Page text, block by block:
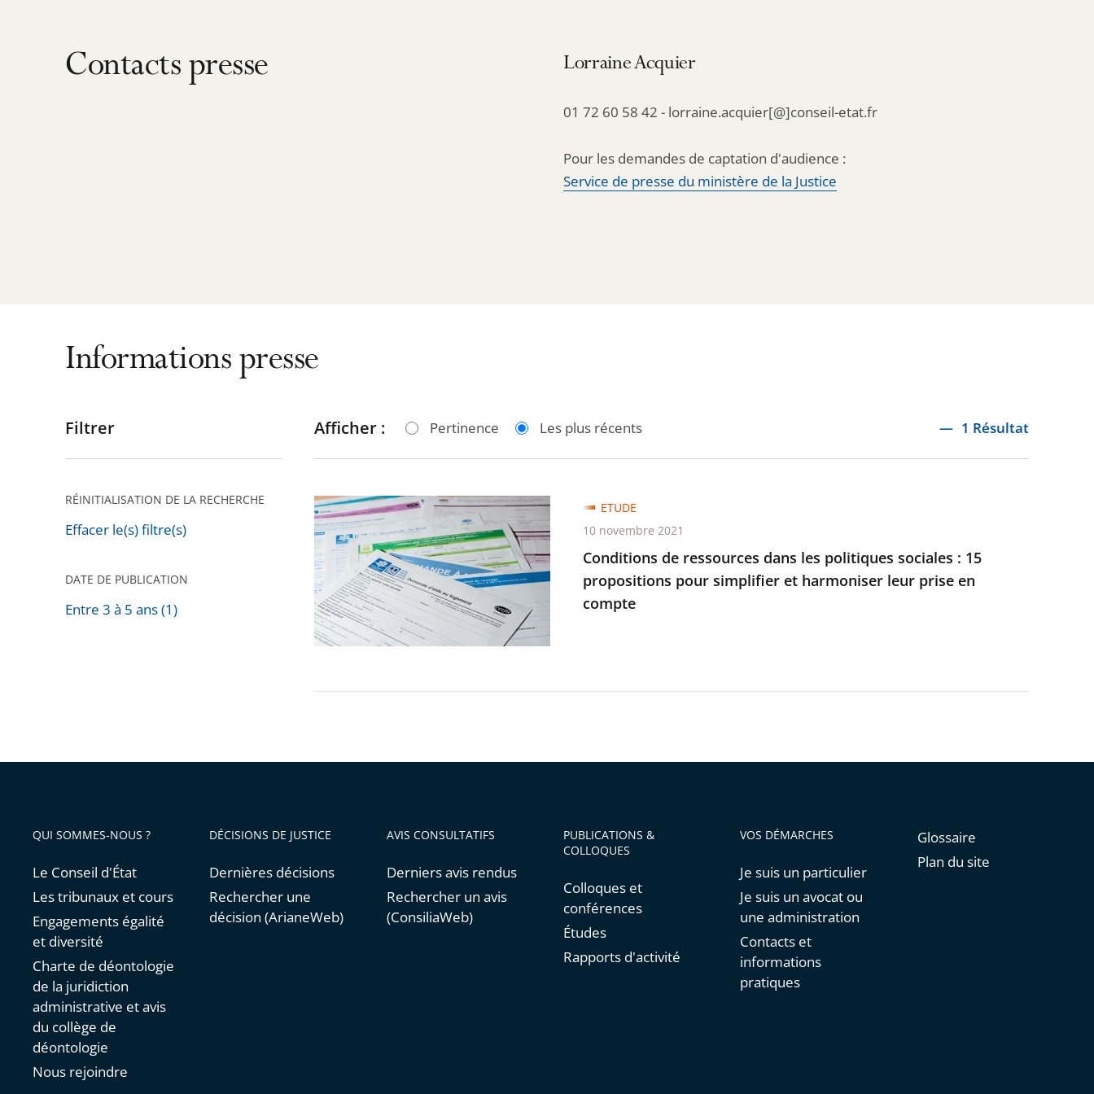
Contacts presse Lorraine Acquier
01 72 60 58 42 - lorraine.acquier[@]conseil-etat.fr
Pour les demandes de captation d'audience :
Service de presse du ministère de la Justice
Informations presse
Passer
pour
après
Filtrer
RÉINITIALISATION DE LA RECHERCHE
Effacer le(s) filtre(s)
DATE DE PUBLICATION
Entre 3 à 5 ans (1)
Afficher : Pertinence Les plus récents 1 Résultat
Conditions
de
ressources
dans
les
politiques
sociales
en
Conditions de ressources dans les politiques sociales : 15
propositions pour simplifier et harmoniser leur prise en
compte
ETUDE
10 novembre 2021
QUI SOMMES-NOUS ?
Le Conseil d'État
Les tribunaux et cours
Engagements égalité
et diversité
Charte de déontologie
de la juridiction
administrative et avis
du collège de
déontologie
Nous rejoindre
DÉCISIONS DE JUSTICE
Dernières décisions
Rechercher une
décision (ArianeWeb)
AVIS CONSULTATIFS
Derniers avis rendus
Rechercher un avis
(ConsiliaWeb)
PUBLICATIONS &
COLLOQUES
Colloques et
conférences
Études
Rapports d'activité
VOS DÉMARCHES
Je suis un particulier
Je suis un avocat ou
une administration
Contacts et
informations
pratiques
Glossaire
Plan du site